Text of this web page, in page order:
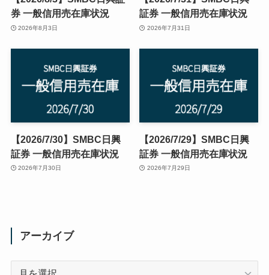
券 一般信用売在庫状況
2026年8月3日
証券 一般信用売在庫状況
2026年7月31日
【2026/7/30】SMBC日興
証券 一般信用売在庫状況
2026年7月30日
【2026/7/29】SMBC日興
証券 一般信用売在庫状況
2026年7月29日
アーカイブ